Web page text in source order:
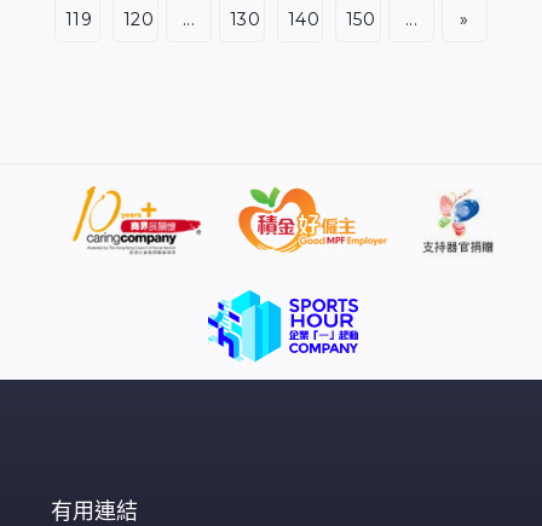
美國對伊朗的軍事行動至今持續六星期是過長，但美國近
119 120 ... 130 140 150 ... »
有用連結